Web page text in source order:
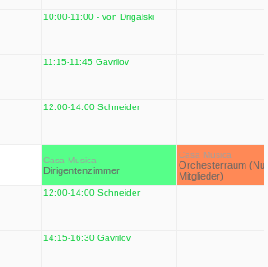
10:00-11:00 - von Drigalski
11:15-11:45 Gavrilov
12:00-14:00 Schneider
Casa Musica
Dirigentenzimmer
Casa Musica
Orchesterraum
Mitglieder)
12:00-14:00 Schneider
14:15-16:30 Gavrilov